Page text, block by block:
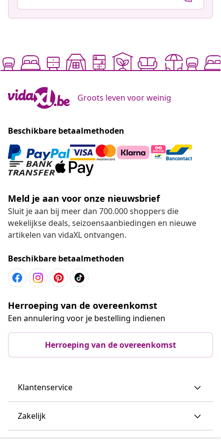
Groots leven voor weinig
Beschikbare betaalmethoden
Meld je aan voor onze nieuwsbrief
Sluit je aan bij meer dan 700.000 shoppers die
wekelijkse deals, seizoensaanbiedingen en nieuwe
artikelen van vidaXL ontvangen.
Beschikbare betaalmethoden
Herroeping van de overeenkomst
Een annulering voor je bestelling indienen
Herroeping van de overeenkomst
Klantenservice
Zakelijk